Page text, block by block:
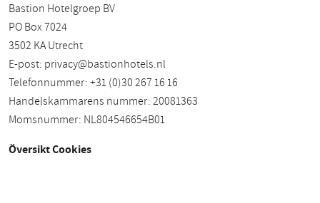
Bastion Hotelgroep BV
PO Box 7024
3502 KA Utrecht
E-post: privacy@bastionhotels.nl
Telefonnummer: +31 (0)30 267 16 16
Handelskammarens nummer: 20081363
Momsnummer: NL804546654B01
Översikt Cookies